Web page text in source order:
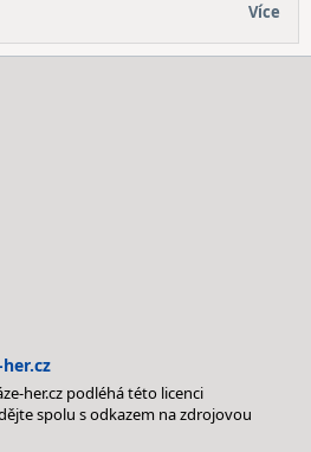
Více
her.cz podléhá této licenci
spolu s odkazem na zdrojovou